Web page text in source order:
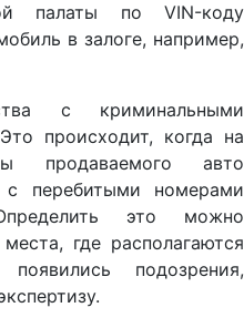
палаты по VIN-коду
в залоге, например,
с криминальными
происходит, когда на
продаваемого авто
с перебитыми номерами
это можно
где располагаются
подозрения,